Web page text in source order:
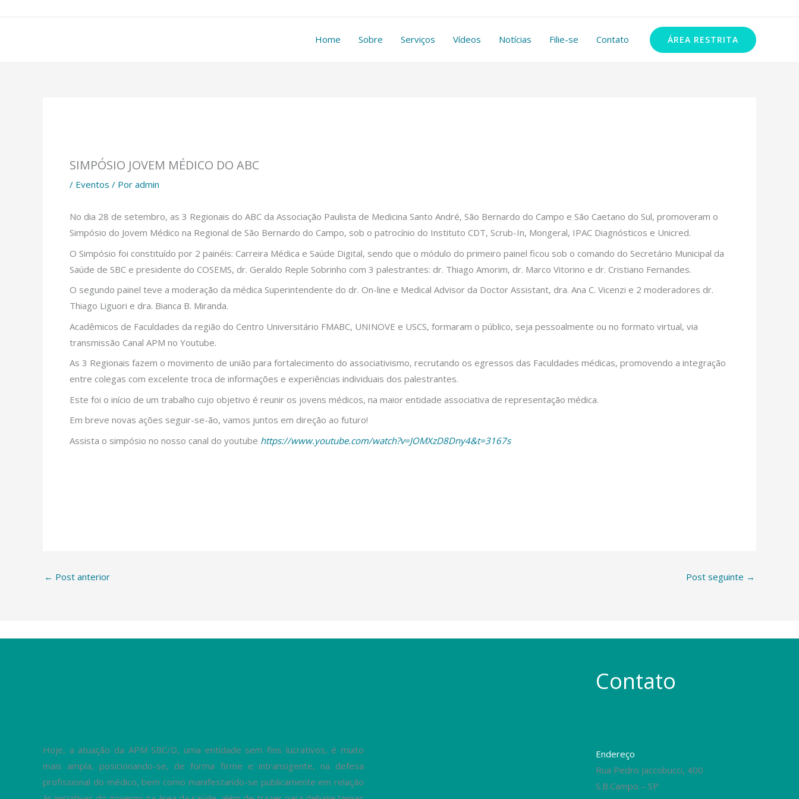
Home Sobre Serviços Vídeos Notícias Filie-se Contato ÁREA RESTRITA
SIMPÓSIO JOVEM MÉDICO DO ABC
/ Eventos / Por admin
No dia 28 de setembro, as 3 Regionais do ABC da Associação Paulista de Medicina Santo André, São Bernardo do Campo e São Caetano do Sul, promoveram o
Simpósio do Jovem Médico na Regional de São Bernardo do Campo, sob o patrocínio do Instituto CDT, Scrub-In, Mongeral, IPAC Diagnósticos e Unicred.
O Simpósio foi constituído por 2 painéis: Carreira Médica e Saúde Digital, sendo que o módulo do primeiro painel ficou sob o comando do Secretário Municipal da
Saúde de SBC e presidente do COSEMS, dr. Geraldo Reple Sobrinho com 3 palestrantes: dr. Thiago Amorim, dr. Marco Vitorino e dr. Cristiano Fernandes.
O segundo painel teve a moderação da médica Superintendente do dr. On-line e Medical Advisor da Doctor Assistant, dra. Ana C. Vicenzi e 2 moderadores dr.
Thiago Liguori e dra. Bianca B. Miranda.
Acadêmicos de Faculdades da região do Centro Universitário FMABC, UNINOVE e USCS, formaram o público, seja pessoalmente ou no formato virtual, via
transmissão Canal APM no Youtube.
As 3 Regionais fazem o movimento de união para fortalecimento do associativismo, recrutando os egressos das Faculdades médicas, promovendo a integração
entre colegas com excelente troca de informações e experiências individuais dos palestrantes.
Este foi o início de um trabalho cujo objetivo é reunir os jovens médicos, na maior entidade associativa de representação médica.
Em breve novas ações seguir-se-ão, vamos juntos em direção ao futuro!
Assista o simpósio no nosso canal do youtube https://www.youtube.com/watch?v=JOMXzD8Dny4&t=3167s
← Post anterior Post seguinte →
Hoje, a atuação da APM SBC/D, uma entidade sem fins lucrativos, é muito
mais ampla, posicionando-se, de forma firme e intransigente, na defesa
profissional do médico, bem como manifestando-se publicamente em relação
Contato
Endereço
Rua Pedro Jaccobucci, 400
S.B.Campo – SP